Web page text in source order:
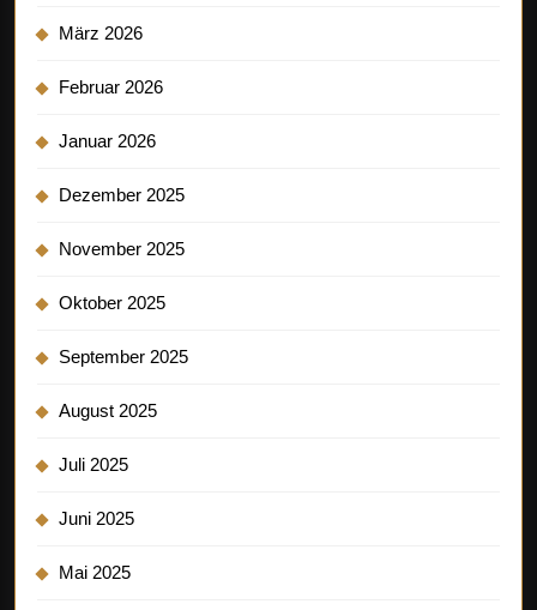
März 2026
Februar 2026
Januar 2026
Dezember 2025
November 2025
Oktober 2025
September 2025
August 2025
Juli 2025
Juni 2025
Mai 2025